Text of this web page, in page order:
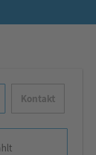
Kontakt